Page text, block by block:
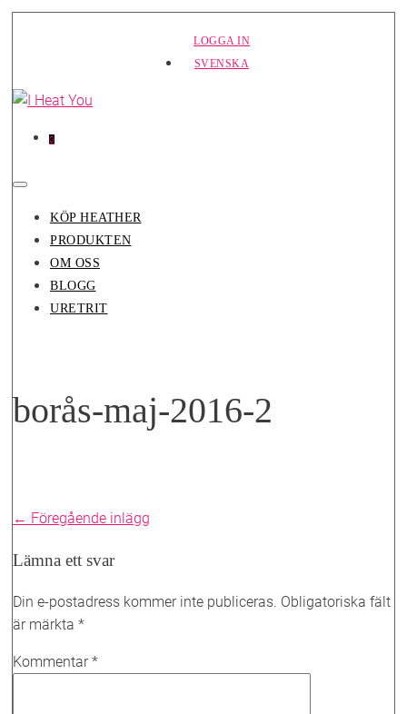
LOGGA IN
SVENSKA
Varukorg
0
i
på/av
KÖP HEATHER
PRODUKTEN
OM OSS
BLOGG
URETRIT
borås-maj-2016-2
Inläggsnavigering
← Föregående inlägg
Lämna ett svar
Din e-postadress kommer inte publiceras. Obligatoriska fält
är märkta *
Kommentar*